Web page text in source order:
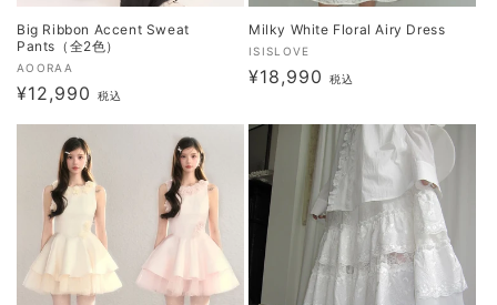
Big Ribbon Accent Sweat
Pants（全2色）
販
売
AOORAA
通
¥12,990 税込
Milky White Floral Airy Dress
販
売
ISISLOVE
通
価
格
¥18,990 税込